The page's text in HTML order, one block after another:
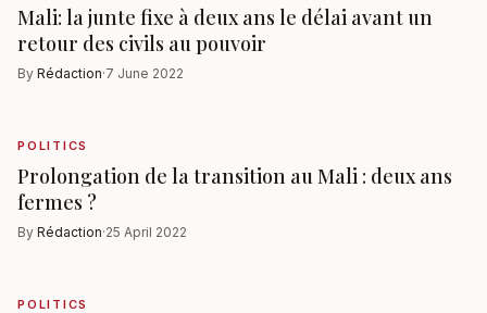
Mali: la junte fixe à deux ans le délai avant un
retour des civils au pouvoir
By Rédaction·7 June 2022
POLITICS
Prolongation de la transition au Mali : deux ans
fermes ?
By Rédaction·25 April 2022
POLITICS